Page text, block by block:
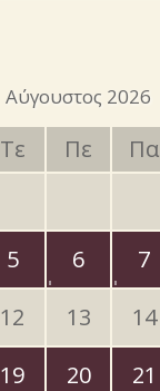
Αύγουστος 2026
Τε Πε Πα
5 6 7
12 13 14
19 20 21